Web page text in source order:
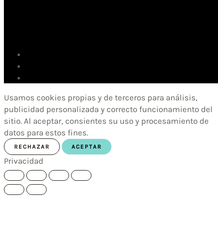
Usamos cookies propias y de terceros para análisis,
publicidad personalizada y correcto funcionamiento del
sitio. Al aceptar, consientes su uso y procesamiento de
datos para estos fines.
RECHAZAR ACEPTAR
Privacidad